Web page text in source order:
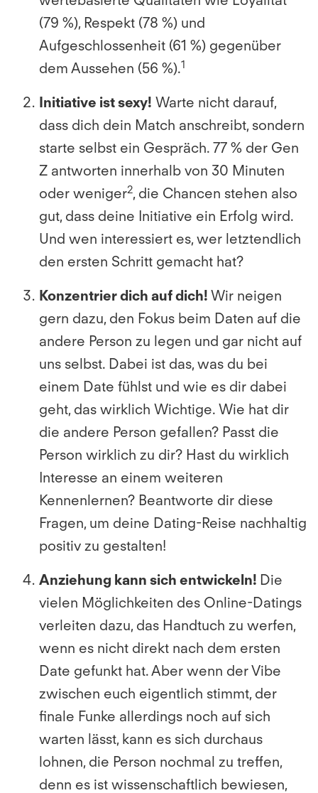
(79 %), Respekt (78 %) und
Aufgeschlossenheit (61 %) gegenüber
dem Aussehen (56 %).1
Initiative ist sexy! Warte nicht darauf,
dass dich dein Match anschreibt, sondern
starte selbst ein Gespräch. 77 % der Gen
Z antworten innerhalb von 30 Minuten
oder weniger2, die Chancen stehen also
gut, dass deine Initiative ein Erfolg wird.
Und wen interessiert es, wer letztendlich
den ersten Schritt gemacht hat?
Konzentrier dich auf dich! Wir neigen
gern dazu, den Fokus beim Daten auf die
andere Person zu legen und gar nicht auf
uns selbst. Dabei ist das, was du bei
einem Date fühlst und wie es dir dabei
geht, das wirklich Wichtige. Wie hat dir
die andere Person gefallen? Passt die
Person wirklich zu dir? Hast du wirklich
Interesse an einem weiteren
Kennenlernen? Beantworte dir diese
Fragen, um deine Dating-Reise nachhaltig
positiv zu gestalten!
Anziehung kann sich entwickeln! Die
vielen Möglichkeiten des Online-Datings
verleiten dazu, das Handtuch zu werfen,
wenn es nicht direkt nach dem ersten
Date gefunkt hat. Aber wenn der Vibe
zwischen euch eigentlich stimmt, der
finale Funke allerdings noch auf sich
warten lässt, kann es sich durchaus
lohnen, die Person nochmal zu treffen,
denn es ist wissenschaftlich bewiesen,